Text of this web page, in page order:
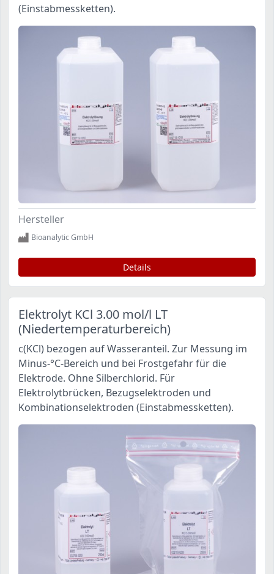
(Einstabmessketten).
Hersteller
Bioanalytic GmbH
Details
Elektrolyt KCl 3.00 mol/l LT
(Niedertemperaturbereich)
c(KCl) bezogen auf Wasseranteil. Zur Messung im
Minus-°C-Bereich und bei Frostgefahr für die
Elektrode. Ohne Silberchlorid. Für
Elektrolytbrücken, Bezugselektroden und
Kombinationselektroden (Einstabmessketten).